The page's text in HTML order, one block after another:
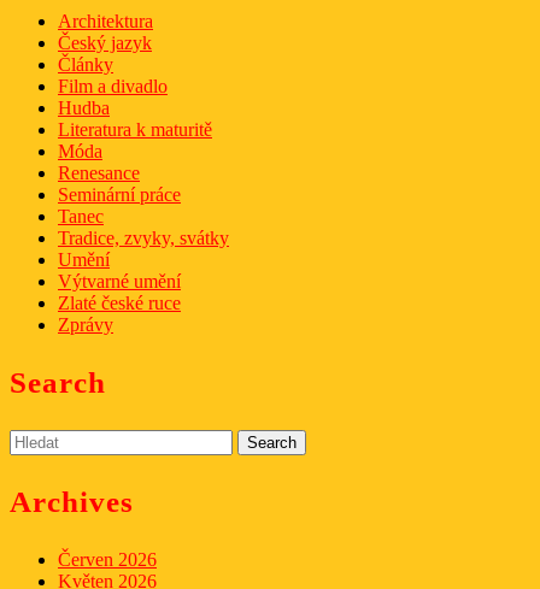
Architektura
Český jazyk
Články
Film a divadlo
Hudba
Literatura k maturitě
Móda
Renesance
Seminární práce
Tanec
Tradice, zvyky, svátky
Umění
Výtvarné umění
Zlaté české ruce
Zprávy
Search
Search
for:
Archives
Červen 2026
Květen 2026